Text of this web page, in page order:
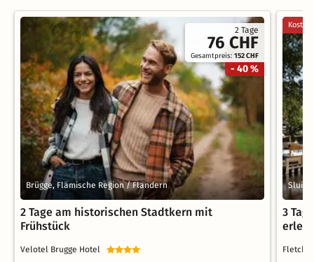
2 Tage
76 CHF
Gesamtpreis:152 CHF
- 40 %
Brügge, Flämische Region / Flandern
2 Tage am historischen Stadtkern mit
Frühstück
Velotel Brugge Hotel
Sluis,
3